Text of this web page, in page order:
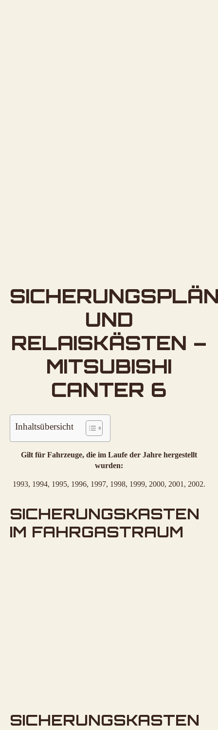
UND
RELAISKÄSTEN –
MITSUBISHI
CANTER 6
Inhaltsübersicht
Gilt für Fahrzeuge, die im Laufe der Jahre hergestellt
wurden:
1993, 1994, 1995, 1996, 1997, 1998, 1999, 2000, 2001, 2002.
SICHERUNGSKASTEN
IM FAHRGASTRAUM
SICHERUNGSKASTEN